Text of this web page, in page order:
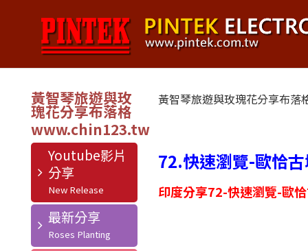
黃智琴旅遊與玫
瑰花分享布落格
Youtube影片
分享
最新分享
黃智琴旅遊與玫瑰花分享布落
72.快速瀏覽-歐恰
印度分享72-快速瀏覽-歐